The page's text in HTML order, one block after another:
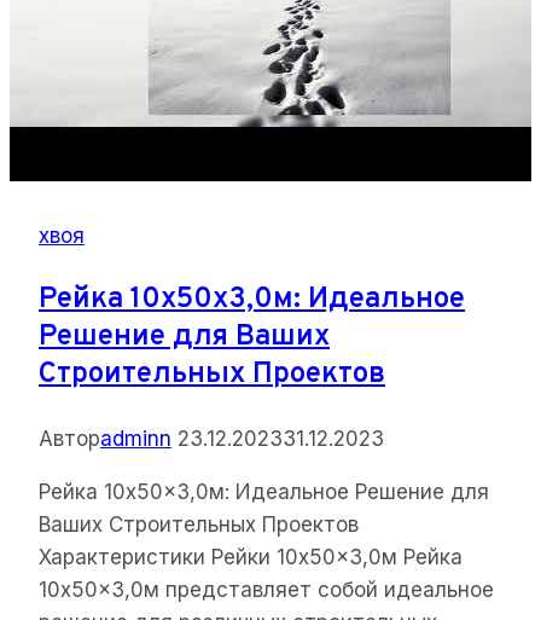
хвоя
Рейка 10x50x3,0м: Идеальное
Решение для Ваших
Строительных Проектов
Авторadminn 23.12.202331.12.2023
Рейка 10x50x3,0м: Идеальное Решение для
Ваших Строительных Проектов
Характеристики Рейки 10x50x3,0м Рейка
10x50x3,0м представляет собой идеальное